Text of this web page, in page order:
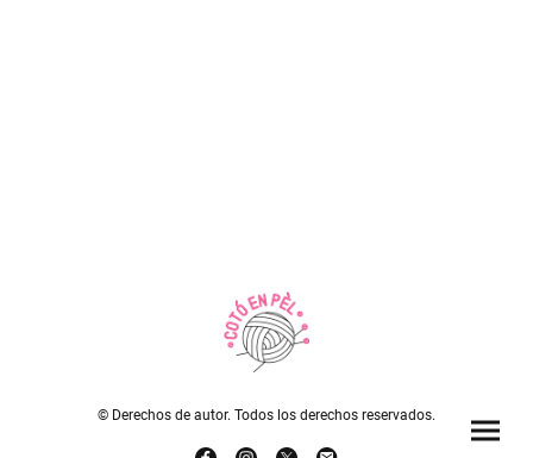
© Derechos de autor. Todos los derechos reservados.